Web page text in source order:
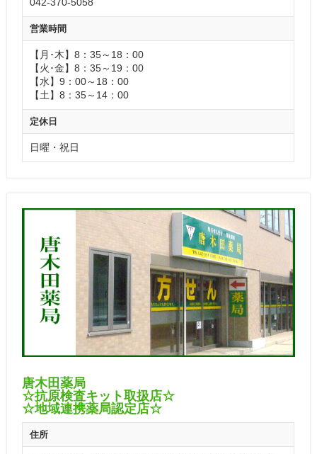
042-370-5058
営業時間
【月･木】8：35～18：00
【火･金】8：35～19：00
【水】9：00～18：00
【土】8：35～14：00
定休日
日曜・祝日
唐木田薬局
☆抗原検査キット取扱店☆
☆地域連携薬局認定店☆
住所